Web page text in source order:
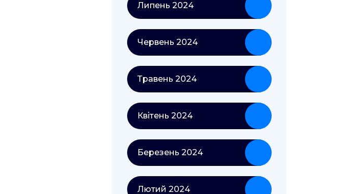
Липень 2024
Червень 2024
Травень 2024
Квітень 2024
Березень 2024
Лютий 2024